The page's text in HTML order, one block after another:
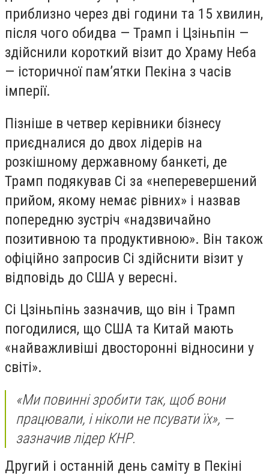
приблизно через дві години та 15 хвилин,
після чого обидва — Трамп і Цзіньпін —
здійснили короткий візит до Храму Неба
— історичної пам’ятки Пекіна з часів
імперії.
Пізніше в четвер керівники бізнесу
приєдналися до двох лідерів на
розкішному державному банкеті, де
Трамп подякував Сі за «неперевершений
прийом, якому немає рівних» і назвав
попередню зустріч «надзвичайно
позитивною та продуктивною». Він також
офіційно запросив Сі здійснити візит у
відповідь до США у вересні.
Сі Цзіньпінь зазначив, що він і Трамп
погодилися, що США та Китай мають
«найважливіші двосторонні відносини у
світі».
«Ми повинні зробити так, щоб вони
працювали, і ніколи не псувати їх», —
зазначив лідер КНР.
Другий і останній день саміту в Пекіні